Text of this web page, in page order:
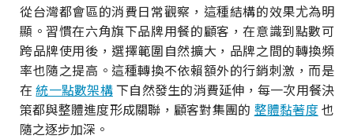
從台灣都會區的消費日常觀察，這種結構的效果尤為明
顯。習慣在六角旗下品牌用餐的顧客，在意識到點數可
跨品牌使用後，選擇範圍自然擴大，品牌之間的轉換頻
率也隨之提高。這種轉換不依賴額外的行銷刺激，而是
在統一點數架構下自然發生的消費延伸，每一次用餐決
策都與整體進度形成關聯，顧客對集團的 整體黏著度 也
隨之逐步加深。